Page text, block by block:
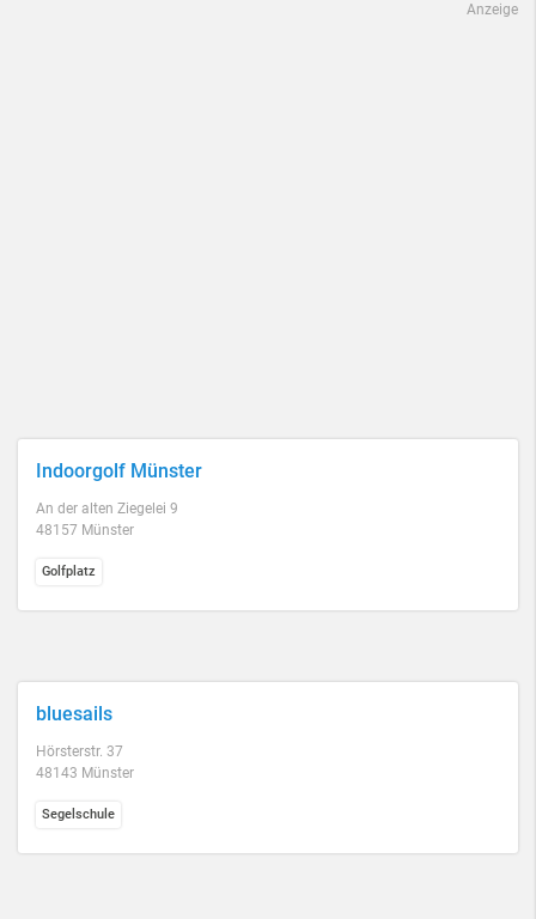
Anzeige
Indoorgolf Münster
An der alten Ziegelei 9
48157 Münster
Golfplatz
bluesails
Hörsterstr. 37
48143 Münster
Segelschule